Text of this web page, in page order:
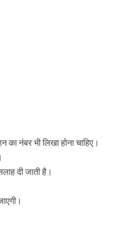
नंबर भी लिखा होना चाहिए।
दी जाती है।